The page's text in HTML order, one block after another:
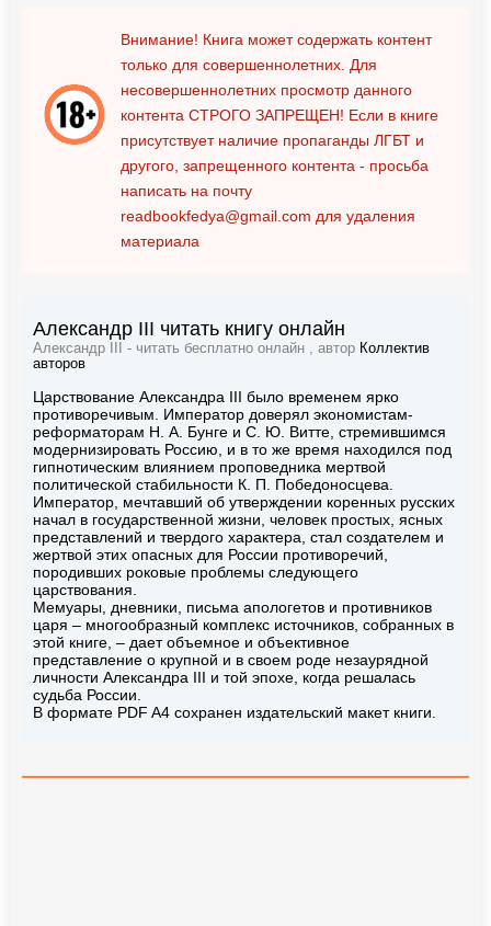
Внимание! Книга может содержать контент
только для совершеннолетних. Для
несовершеннолетних просмотр данного
контента СТРОГО ЗАПРЕЩЕН! Если в книге
присутствует наличие пропаганды ЛГБТ и
другого, запрещенного контента - просьба
написать на почту
readbookfedya@gmail.com для удаления
материала
Александр III читать книгу онлайн
Александр III - читать бесплатно онлайн , автор Коллектив
авторов
Царствование Александра III было временем ярко
противоречивым. Император доверял экономистам-
реформаторам Н. А. Бунге и С. Ю. Витте, стремившимся
модернизировать Россию, и в то же время находился под
гипнотическим влиянием проповедника мертвой
политической стабильности К. П. Победоносцева.
Император, мечтавший об утверждении коренных русских
начал в государственной жизни, человек простых, ясных
представлений и твердого характера, стал создателем и
жертвой этих опасных для России противоречий,
породивших роковые проблемы следующего
царствования.
Мемуары, дневники, письма апологетов и противников
царя – многообразный комплекс источников, собранных в
этой книге, – дает объемное и объективное
представление о крупной и в своем роде незаурядной
личности Александра III и той эпохе, когда решалась
судьба России.
В формате PDF A4 сохранен издательский макет книги.